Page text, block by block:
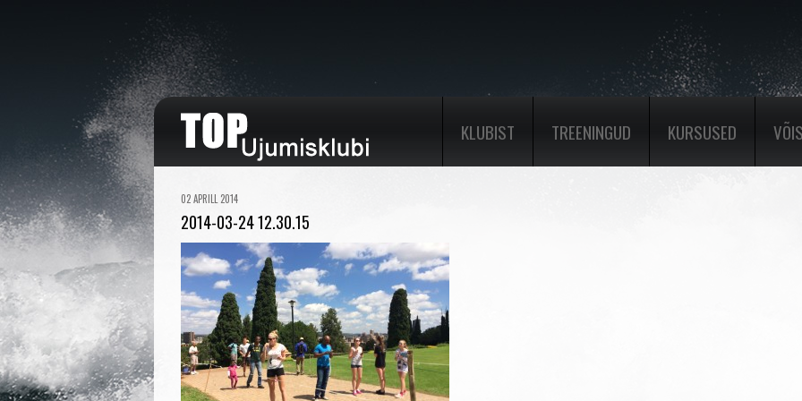
KLUBIST TREENINGUD KURSUSED
02 APRILL 2014
2014-03-24 12.30.15